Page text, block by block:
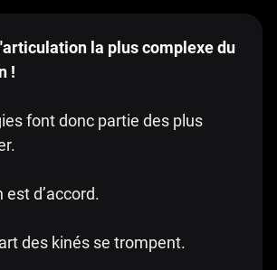
la plus complexe du
!
font donc partie des plus
est d’accord.
des kinés se trompent.